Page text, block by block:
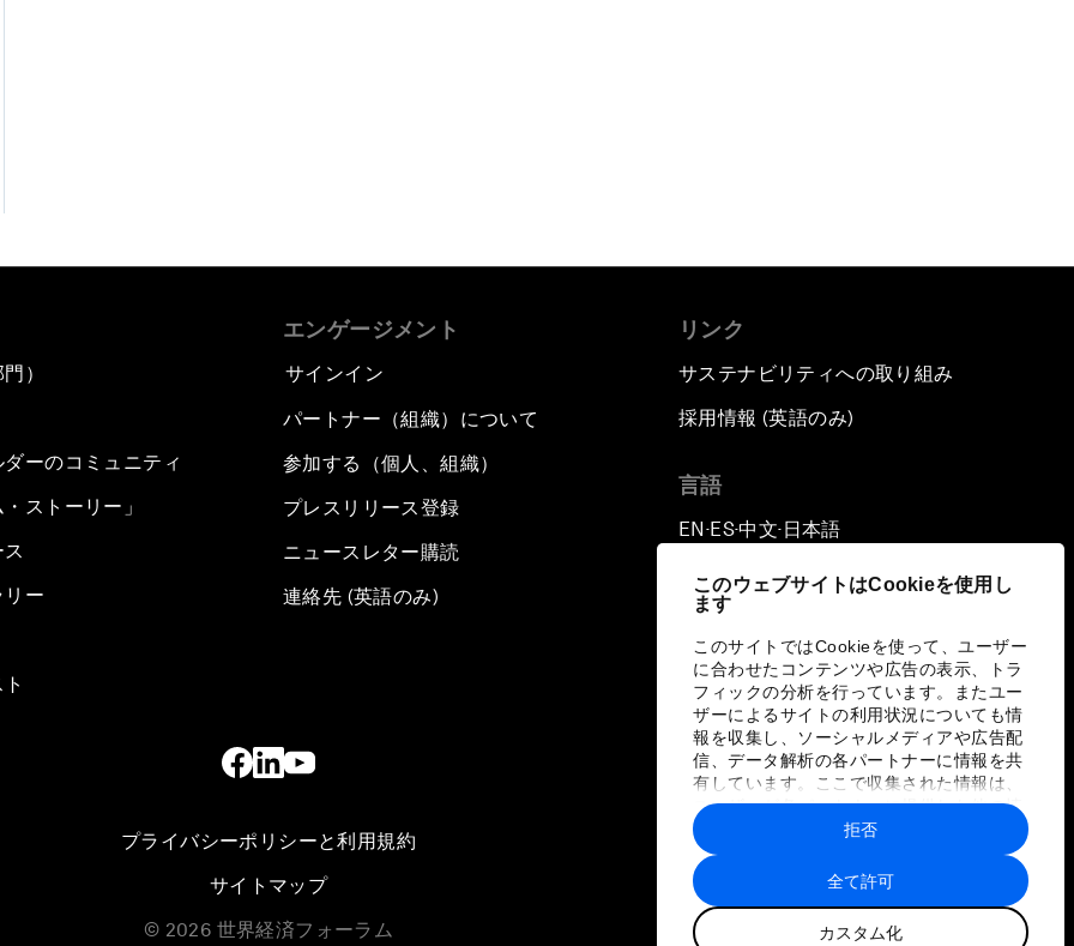
このウェブサイトはCookieを使用し
ます
このサイトではCookieを使って、ユーザー
に合わせたコンテンツや広告の表示、トラ
フィックの分析を行っています。またユー
ザーによるサイトの利用状況についても情
報を収集し、ソーシャルメディアや広告配
信、データ解析の各パートナーに情報を共
有しています。ここで収集された情報は、
ユーザーが各パートナーに提供した他の情
報や各パートナーのサービスを使用した際
に収集された情報と組み合わされ、各パー
トナーによって使用されることがありま
す。
全て許可
カスタム化
拒否
）
ーのコミュニティ
ストーリー」
ー
エンゲージメント
サインイン
パートナー（組織）について
参加する（個人、組織）
プレスリリース登録
ニュースレター購読
連絡先 (英語のみ)
リンク
サステナビリティへの取り組み
採用情報 (英語のみ)
言語
EN ▪ ES▪中文▪ 日本語
プライバシーポリシーと利用規約
サイトマップ
© 2026 世界経済フォーラム